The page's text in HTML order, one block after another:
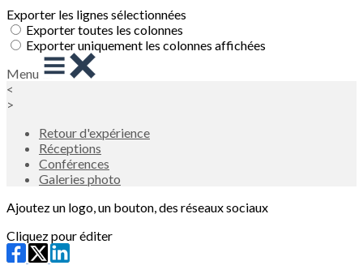
Exporter les lignes sélectionnées
Exporter toutes les colonnes
Exporter uniquement les colonnes affichées
Menu
<
>
Retour d'expérience
Réceptions
Conférences
Galeries photo
Ajoutez un logo, un bouton, des réseaux sociaux
Cliquez pour éditer